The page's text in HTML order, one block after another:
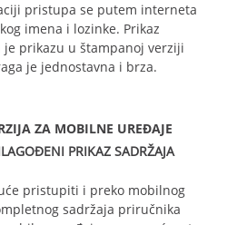
pristupa se putem interneta
imena i lozinke. Prikaz
prikazu u štampanoj verziji
je jednostavna i brza.
ZA MOBILNE UREĐAJE
PRIKAZ SADRŽAJA
pristupiti i preko mobilnog
sadržaja priručnika